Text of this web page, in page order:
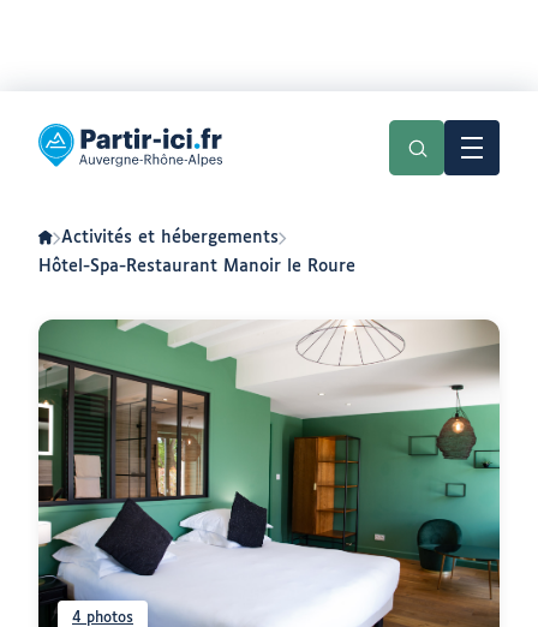
menu
contenu
Partir
ici
en
Auvergne-
Rhône-
Activités et hébergements
Hôtel-Spa-Restaurant Manoir le Roure
4 photos